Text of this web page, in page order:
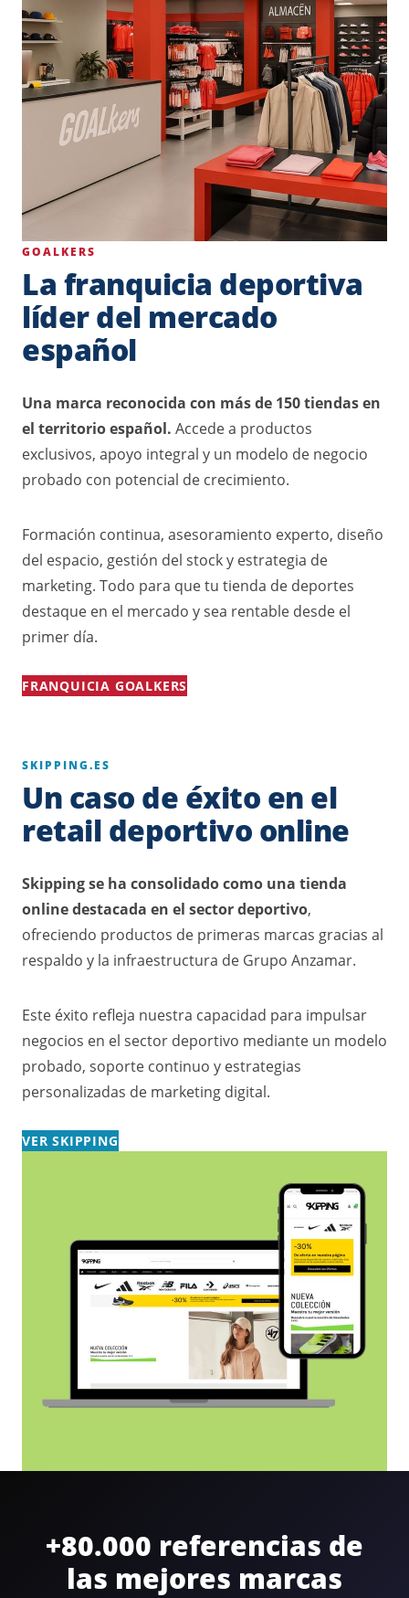
GOALKERS
La franquicia deportiva
líder del mercado
español
Una marca reconocida con más de 150 tiendas en
el territorio español. Accede a productos
exclusivos, apoyo integral y un modelo de negocio
probado con potencial de crecimiento.
Formación continua, asesoramiento experto, diseño
del espacio, gestión del stock y estrategia de
marketing. Todo para que tu tienda de deportes
destaque en el mercado y sea rentable desde el
primer día.
FRANQUICIA GOALKERS
SKIPPING.ES
Un caso de éxito en el
retail deportivo online
Skipping se ha consolidado como una tienda
online destacada en el sector deportivo,
ofreciendo productos de primeras marcas gracias al
respaldo y la infraestructura de Grupo Anzamar.
Este éxito refleja nuestra capacidad para impulsar
negocios en el sector deportivo mediante un modelo
probado, soporte continuo y estrategias
personalizadas de marketing digital.
VER SKIPPING
+80.000 referencias de
las mejores marcas